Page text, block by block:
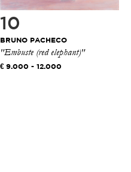
10
BRUNO PACHECO
"Embuste (red elephant)"
9.000 - 12.000